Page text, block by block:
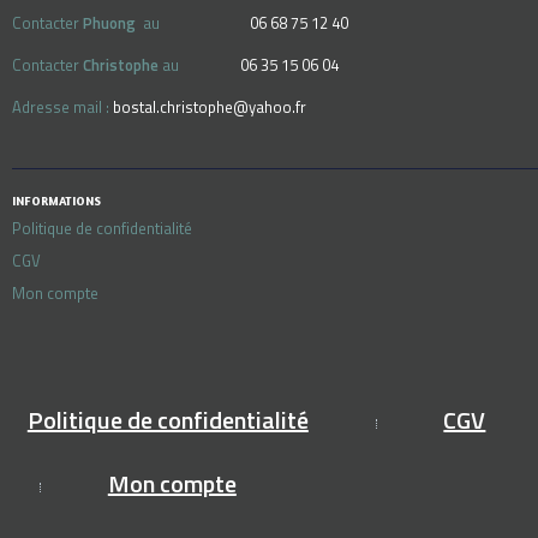
ContacterPhuong au 06 68 75 12 40
Contacter Christophe au 06 35 15 06 04
Adresse mail : bostal.christophe@yahoo.fr
INFORMATIONS
Politique de confidentialité
CGV
Mon compte
Politique de confidentialité
CGV
Mon compte